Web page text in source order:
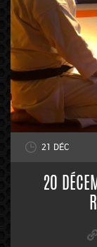
21 DÉC
20